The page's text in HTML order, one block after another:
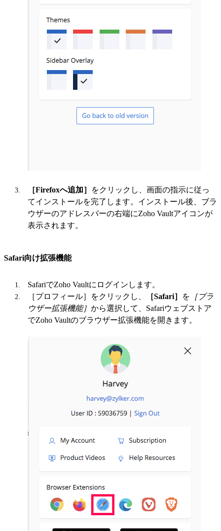
［Firefoxへ追加］
をクリックし、画面の指示に従っ
てインストールを完了します。インストール後、ブラ
ウザーのアドレスバーの右端にZoho Vaultアイコンが
表示されます。
Safari向け拡張機能
SafariでZoho Vaultにログインします。
［プロフィール］をクリックし、
［Safari］ を ［ブラ
ウザー拡張機能］ から選択して、Safariウェブストア
でZoho Vaultのブラウザー拡張機能を開きます。